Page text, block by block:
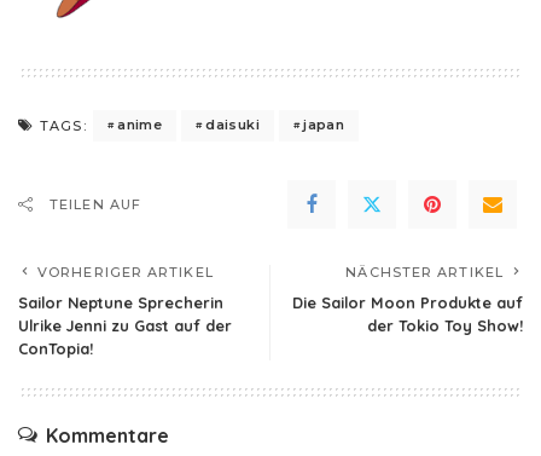
TAGS: anime daisuki japan
TEILEN AUF
VORHERIGER ARTIKEL
Sailor Neptune Sprecherin
Ulrike Jenni zu Gast auf der
ConTopia!
NÄCHSTER ARTIKEL
Die Sailor Moon Produkte auf
der Tokio Toy Show!
Kommentare